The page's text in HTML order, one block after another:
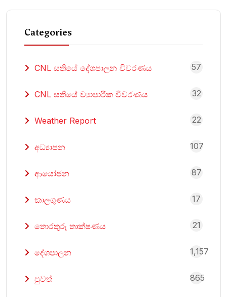
Categories
CNL සතියේ දේශපාලන විවරණය 57
CNL සතියේ ව්‍යාපාරික විවරණය 32
Weather Report 22
අධ්‍යාපන 107
ආයෝජන 87
කාලගුණය 17
තොරතුරු තාක්ෂණය 21
දේශපාලන 1,157
පුවත් 865